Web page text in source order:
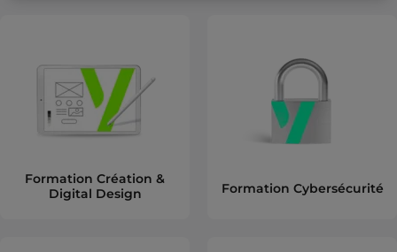
Formation Création &
Digital Design
Formation Cybersécurité